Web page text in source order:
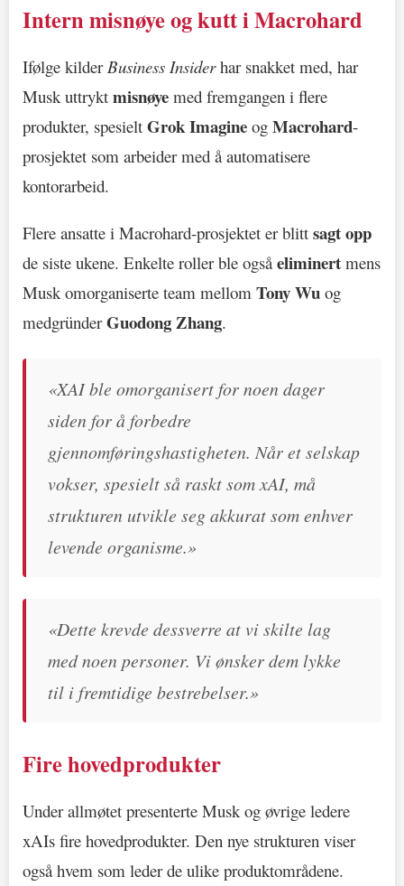
Intern misnøye og kutt i Macrohard
Ifølge kilder Business Insiderhar snakket med, har
Musk uttrykt misnøye med fremgangen i flere
produkter, spesielt Grok Imagine og Macrohard-
prosjektet som arbeider med å automatisere
kontorarbeid.
Flere ansatte i Macrohard-prosjektet er blitt sagt opp
de siste ukene. Enkelte roller ble ogsåeliminert mens
Musk omorganiserte team mellom Tony Wu og
medgründerGuodong Zhang.
«XAI ble omorganisert for noen dager
siden for å forbedre
gjennomføringshastigheten. Når et selskap
vokser, spesielt så raskt som xAI, må
strukturen utvikle seg akkurat som enhver
levende organisme.»
«Dette krevde dessverre at vi skilte lag
med noen personer. Vi ønsker dem lykke
til i fremtidige bestrebelser.»
Fire hovedprodukter
Under allmøtet presenterte Musk og øvrige ledere
xAIs fire hovedprodukter. Den nye strukturen viser
også hvem som leder de ulike produktområdene.